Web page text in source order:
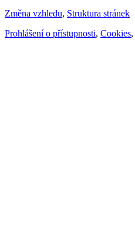
Změna vzhledu, Struktura stránek
Prohlášení o přístupnosti, Cookies,